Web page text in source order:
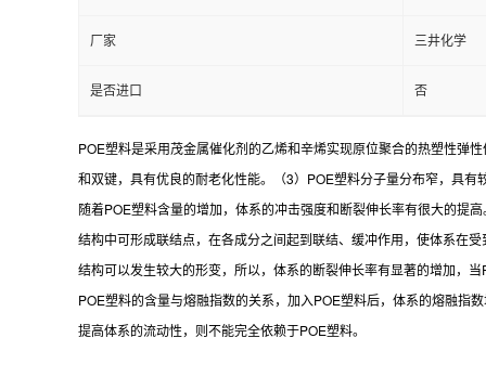
厂家 三井化学
是否进口 否
POE塑料是采用茂金属催化剂的乙烯和辛烯实现原位聚合的热塑性弹
和双键，具有优良的耐老化性能。（3）POE塑料分子量分布窄，具
随着POE塑料含量的增加，体系的冲击强度和断裂伸长率有很大的提
结构中可形成联结点，在各成分之间起到联结、缓冲作用，使体系在
结构可以发生较大的形变，所以，体系的断裂伸长率有显著的增加，
POE塑料的含量与熔融指数的关系，加入POE塑料后，体系的熔融指
提高体系的流动性，则不能完全依赖于POE塑料。